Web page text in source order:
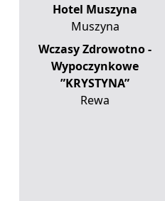
Hotel Muszyna
Muszyna
Wczasy Zdrowotno -
Wypoczynkowe
”KRYSTYNA”
Rewa